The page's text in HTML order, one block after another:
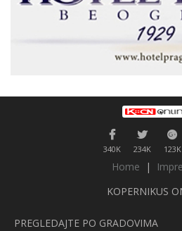
340K 234K 123K
Home |
KOPERNIKUS
PREGLEDAJTE PO GRADOVIMA